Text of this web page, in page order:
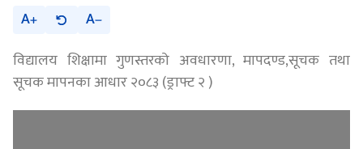
A
A
विद्यालय शिक्षामा गुणस्तरको अवधारणा, मापदण्ड,सूचक तथा
सूचक मापनका आधार २०८३ (ड्राफ्ट २ )